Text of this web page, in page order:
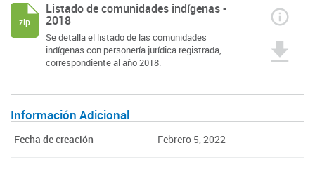
Listado de comunidades indígenas -
2018
Se detalla el listado de las comunidades
indígenas con personería jurídica registrada,
correspondiente al año 2018.
zip
Información Adicional
Fecha de creación Febrero 5, 2022